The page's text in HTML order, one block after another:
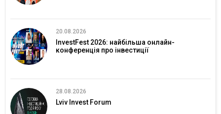
20.08.2026
InvestFest 2026: найбільша онлайн-
конференція про інвестиції
28.08.2026
Lviv Invest Forum